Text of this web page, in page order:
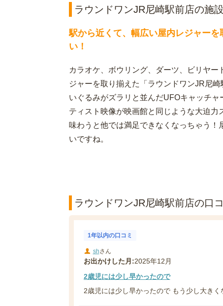
ラウンドワンJR尼崎駅前店の施
駅から近くて、幅広い屋内レジャー
い！
カラオケ、ボウリング、ダーツ、ビリヤ
ジャーを取り揃えた「ラウンドワンJR尼
いぐるみがズラリと並んだUFOキャッチ
ティスト映像が映画館と同じような大迫
味わうと他では満足できなくなっちゃう
いですね。
ラウンドワンJR尼崎駅前店の口
1年以内の口コミ
shさん
お出かけした月:2025年12月
2歳児には少し早かったので
2歳児には少し早かったので もう少し大き